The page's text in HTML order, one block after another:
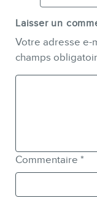
Laisser un
Votre adresse e-
champs
Commentaire *